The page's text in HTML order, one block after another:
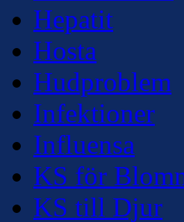
Hepatit
Hosta
Hudproblem
Infektioner
Influensa
KS för
KS till Djur